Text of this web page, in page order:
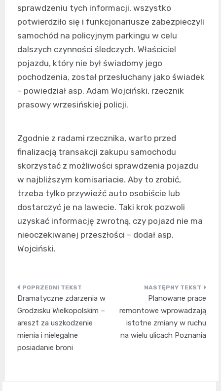
sprawdzeniu tych informacji, wszystko
potwierdziło się i funkcjonariusze zabezpieczyli
samochód na policyjnym parkingu w celu
dalszych czynności śledczych. Właściciel
pojazdu, który nie był świadomy jego
pochodzenia, został przesłuchany jako świadek
– powiedział asp. Adam Wojciński, rzecznik
prasowy wrzesińskiej policji.
Zgodnie z radami rzecznika, warto przed
finalizacją transakcji zakupu samochodu
skorzystać z możliwości sprawdzenia pojazdu
w najbliższym komisariacie. Aby to zrobić,
trzeba tylko przywieźć auto osobiście lub
dostarczyć je na lawecie. Taki krok pozwoli
uzyskać informację zwrotną, czy pojazd nie ma
nieoczekiwanej przeszłości – dodał asp.
Wojciński.
Nawigacja
wpisu
Dramatyczne zdarzenia w
Grodzisku Wielkopolskim –
areszt za uszkodzenie
mienia i nielegalne
posiadanie broni
Planowane prace
remontowe wprowadzają
istotne zmiany w ruchu
na wielu ulicach Poznania